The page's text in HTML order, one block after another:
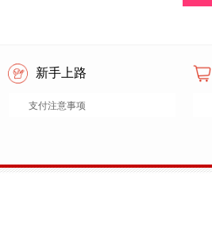
新手上路
支付注意事项